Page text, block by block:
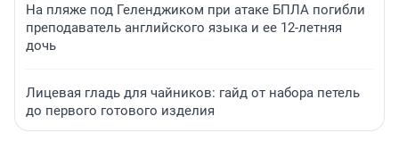
На пляже под Геленджиком при атаке БПЛА погибли
преподаватель английского языка и ее 12-летняя
дочь
Лицевая гладь для чайников: гайд от набора петель
до первого готового изделия